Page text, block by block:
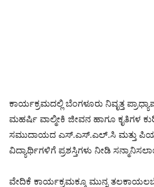
ಕಾರ್ಯಕ್ರಮದಲ್ಲಿ ಬೆಂಗಳೂರು ನಿವೃತ್ತ
ಮಹರ್ಷಿ ವಾಲ್ಮೀಕಿ ಜೀವನ ಹಾಗೂ ಕೃತಿಗಳ
ಸಮುದಾಯದ ಎಸ್.ಎಸ್.ಎಲ್.ಸಿ ಮತ್ತು
ವಿದ್ಯಾರ್ಥಿಗಳಿಗೆ ಪ್ರಶಸ್ತಿಗಳು ನೀಡಿ
ವೇದಿಕೆ ಕಾರ್ಯಕ್ರಮಕ್ಕೂ ಮುನ್ನ